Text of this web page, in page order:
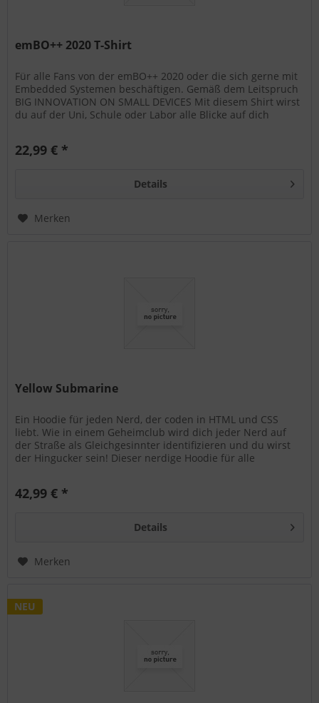
emBO++ 2020 T-Shirt
Für alle Fans von der emBO++ 2020 oder die sich gerne mit
Embedded Systemen beschäftigen. Gemäß dem Leitspruch
BIG INNOVATION ON SMALL DEVICES Mit diesem Shirt wirst
du auf der Uni, Schule oder Labor alle Blicke auf dich
22,99 € *
Details
Merken
Yellow Submarine
Ein Hoodie für jeden Nerd, der coden in HTML und CSS
liebt. Wie in einem Geheimclub wird dich jeder Nerd auf
der Straße als Gleichgesinnter identifizieren und du wirst
der Hingucker sein! Dieser nerdige Hoodie für alle
42,99 € *
Details
Merken
NEU